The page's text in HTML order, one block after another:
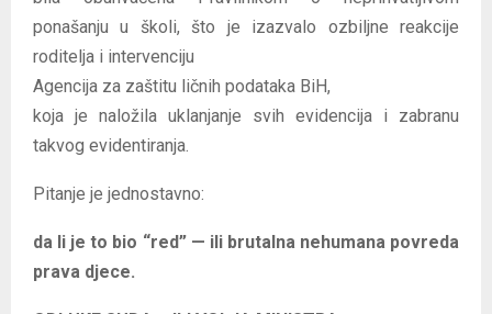
ponašanju u školi, što je izazvalo ozbiljne reakcije
roditelja i intervenciju
Agencija za zaštitu ličnih podataka BiH,
koja je naložila uklanjanje svih evidencija i zabranu
takvog evidentiranja.
Pitanje je jednostavno:
da li je to bio “red” — ili brutalna nehumana povreda
prava djece.